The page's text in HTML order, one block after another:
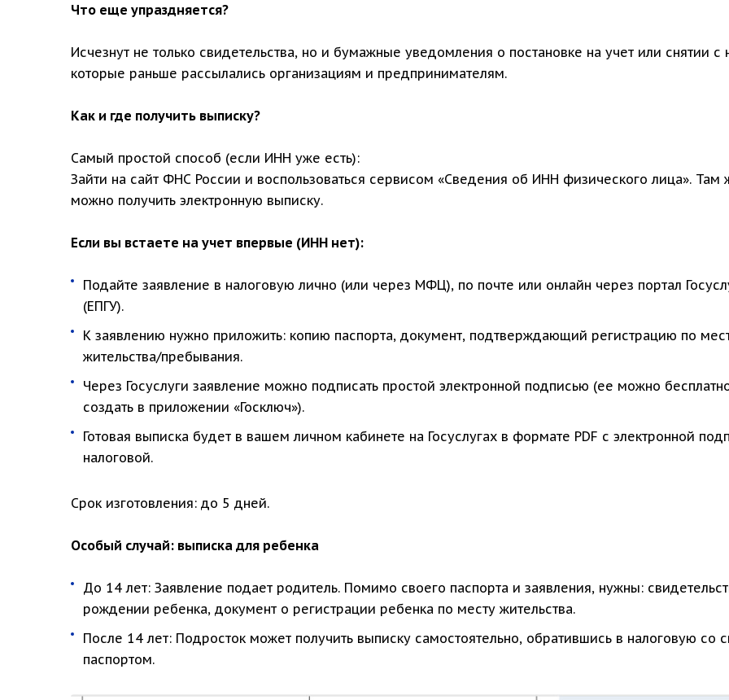
Что еще упраздняется?
Исчезнут не только свидетельства, но и бумажные уведомления о постановке на учет или снятии с
которые раньше рассылались организациям и предпринимателям.
Как и где получить выписку?
Самый простой способ (если ИНН уже есть):
Зайти на сайт ФНС России и воспользоваться сервисом «Сведения об ИНН физического лица». Там
можно получить электронную выписку.
Если вы встаете на учет впервые (ИНН нет):
Подайте заявление в налоговую лично (или через МФЦ), по почте или онлайн через портал
(ЕПГУ).
К заявлению нужно приложить: копию паспорта, документ, подтверждающий регистрацию по
жительства/пребывания.
Через Госуслуги заявление можно подписать простой электронной подписью (ее можно
создать в приложении «Госключ»).
Готовая выписка будет в вашем личном кабинете на Госуслугах в формате PDF с электронной
налоговой.
Срок изготовления: до 5 дней.
Особый случай: выписка для ребенка
До 14 лет: Заявление подает родитель. Помимо своего паспорта и заявления, нужны:
рождении ребенка, документ о регистрации ребенка по месту жительства.
После 14 лет: Подросток может получить выписку самостоятельно, обратившись в налоговую со
паспортом.